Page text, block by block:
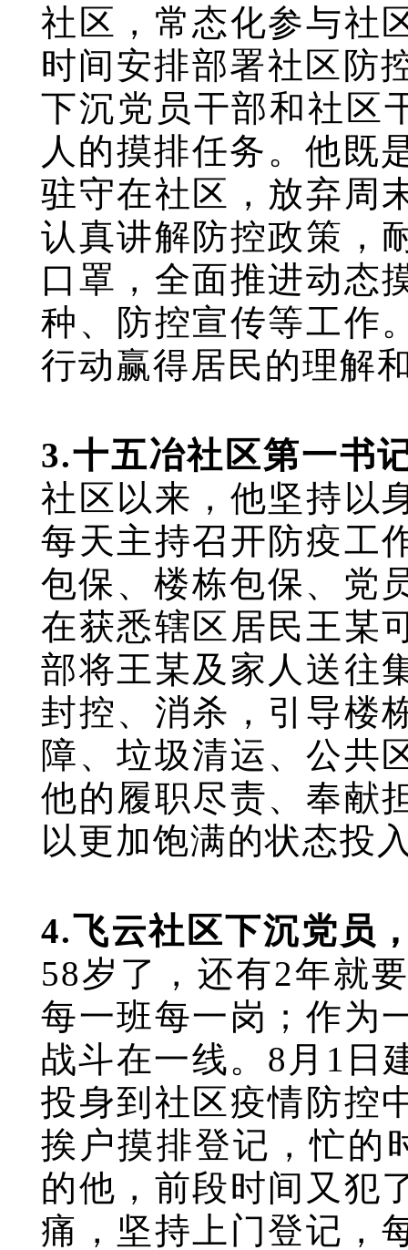
社区，常态化参与社
时间安排部署社区防
下沉党员干部和社区
人的摸排任务。他既
驻守在社区，放弃周
认真讲解防控政策，
口罩，全面推进动态
种、防控宣传等工作
行动赢得居民的理解
3.十五冶社区第一书
社区以来，他坚持以
每天主持召开防疫工
包保、楼栋包保、党
在获悉辖区居民王某
部将王某及家人送往
封控、消杀，引导楼
障、垃圾清运、公共
他的履职尽责、奉献
以更加饱满的状态投
4.飞云社区下沉党员
58岁了，还有2年就
每一班每一岗；作为
战斗在一线。8月1日
投身到社区疫情防控
挨户摸排登记，忙的
的他，前段时间又犯
痛，坚持上门登记，